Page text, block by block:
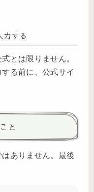
する
とは限りません。
る前に、公式サイ
と
ありません。最後